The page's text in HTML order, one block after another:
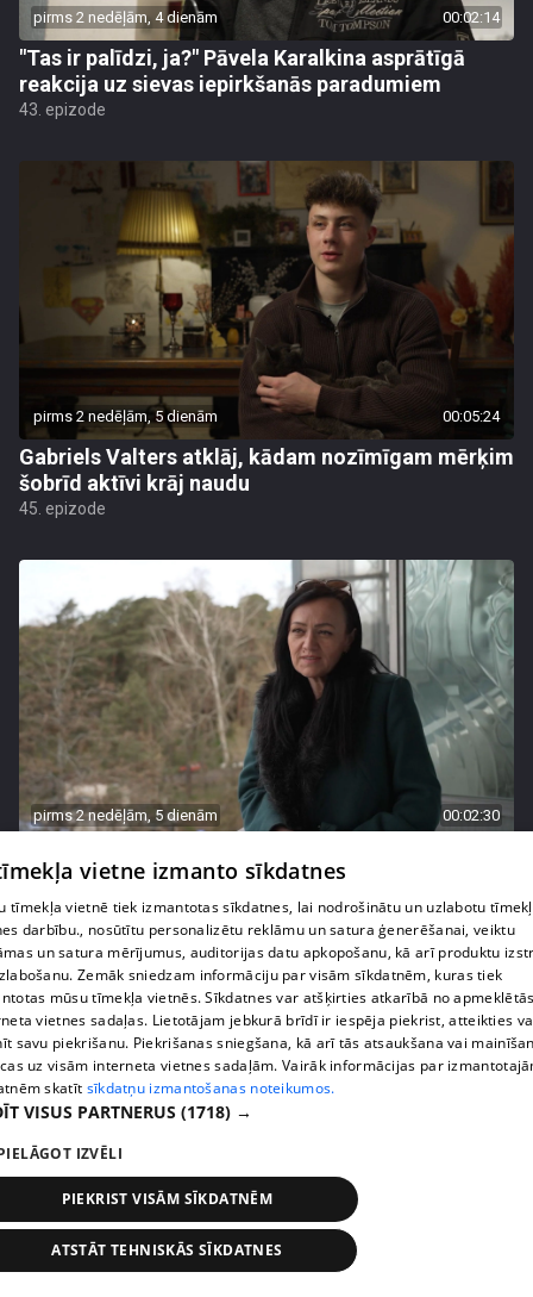
pirms 2 nedēļām, 4 dienām 00:02:14
"Tas ir palīdzi, ja?" Pāvela Karalkina asprātīgā
reakcija uz sievas iepirkšanās paradumiem
43. epizode
pirms 2 nedēļām, 5 dienām 00:05:24
Gabriels Valters atklāj, kādam nozīmīgam mērķim
šobrīd aktīvi krāj naudu
45. epizode
pirms 2 nedēļām, 5 dienām 00:02:30
meitas Beatrises diagnozi
55. epizode
"Rēķinu vīram piestādi!" Olga Koha pie speciālista
vietne izmanto sīkdatnes
tīmekļa vietnē tiek izmantotas sīkdatnes, lai nodrošinātu un uzlabotu
darbību., nosūtītu personalizētu reklāmu un satura ģenerēšanai, veiktu
un satura mērījumus, auditorijas datu apkopošanu, kā arī produktu
Zemāk sniedzam informāciju par visām sīkdatnēm, kuras tiek
mūsu tīmekļa vietnēs. Sīkdatnes var atšķirties atkarībā no
vietnes sadaļas. Lietotājam jebkurā brīdī ir iespēja piekrist, atteikties
savu piekrišanu. Piekrišanas sniegšana, kā arī tās atsaukšana vai
uz visām interneta vietnes sadaļām. Vairāk informācijas par
skatīt sīkdatņu izmantošanas noteikumos.
VISUS PARTNERUS (1718) →
IZVĒLI
PIEKRIST VISĀM SĪKDATNĒM
ATSTĀT TEHNISKĀS SĪKDATNES